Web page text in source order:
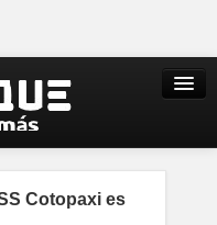
Cotopaxi es